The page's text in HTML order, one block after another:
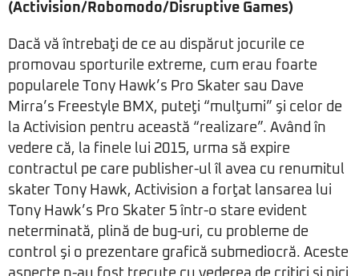
(Activision/Robomodo/Disruptive Games)
Dacă vă întrebaţi de ce au dispărut jocurile ce
promovau sporturile extreme, cum erau foarte
popularele Tony Hawk’s Pro Skater sau Dave
Mirra’s Freestyle BMX, puteţi “mulţumi” şi celor de
la Activision pentru această “realizare”. Având în
vedere că, la finele lui 2015, urma să expire
contractul pe care publisher-ul îl avea cu renumitul
skater Tony Hawk, Activision a forţat lansarea lui
Tony Hawk’s Pro Skater 5 într-o stare evident
neterminată, plină de bug-uri, cu probleme de
control şi o prezentare grafică submediocră. Aceste